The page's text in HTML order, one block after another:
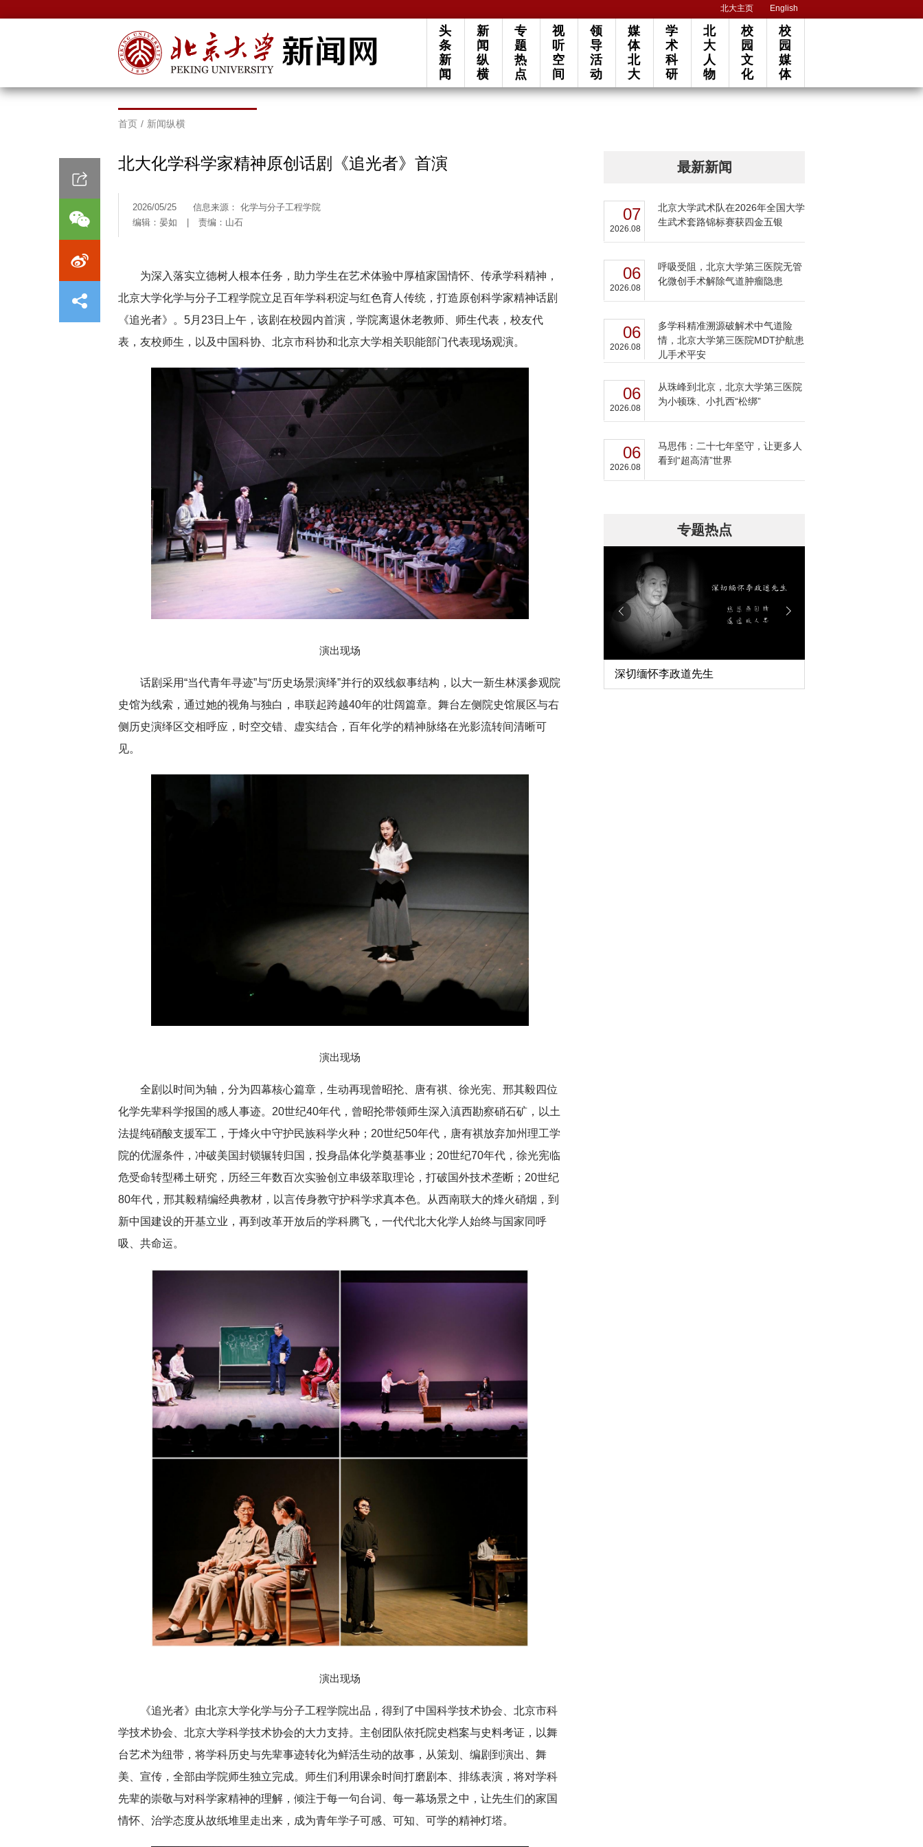
北大主页 English
头
条
新
闻
新
闻
纵
横
专
题
热
点
视
听
空
间
领
导
活
动
媒
体
北
大
学
术
科
研
北
大
人
物
校
园
文
化
校
园
媒
体
首页 / 新闻纵横
北大化学科学家精神原创话剧《追光者》首演
2026/05/25
信息来源： 化学与分子工程学院
编辑：晏如
责编：山石
为深入落实立德树人根本任务，助力学生在艺术体验中厚植家国情怀、传承学科精神，
北京大学化学与分子工程学院立足百年学科积淀与红色育人传统，打造原创科学家精神话剧
《追光者》。5月23日上午，该剧在校园内首演，学院离退休老教师、师生代表，校友代
表，友校师生，以及中国科协、北京市科协和北京大学相关职能部门代表现场观演。
演出现场
话剧采用“当代青年寻迹”与“历史场景演绎”并行的双线叙事结构，以大一新生林溪参观院
史馆为线索，通过她的视角与独白，串联起跨越40年的壮阔篇章。舞台左侧院史馆展区与右
侧历史演绎区交相呼应，时空交错、虚实结合，百年化学的精神脉络在光影流转间清晰可
见。
演出现场
全剧以时间为轴，分为四幕核心篇章，生动再现曾昭抡、唐有祺、徐光宪、邢其毅四位
化学先辈科学报国的感人事迹。20世纪40年代，曾昭抡带领师生深入滇西勘察硝石矿，以土
法提纯硝酸支援军工，于烽火中守护民族科学火种； 20世纪50年代，唐有祺放弃加州理工学
院的优渥条件，冲破美国封锁辗转归国，投身晶体化学奠基事业； 20世纪70年代，徐光宪临
危受命转型稀土研究，历经三年数百次实验创立串级萃取理论，打破国外技术垄断； 20世纪
80年代，邢其毅精编经典教材，以言传身教守护科学求真本色。从西南联大的烽火硝烟，到
新中国建设的开基立业，再到改革开放后的学科腾飞，一代代北大化学人始终与国家同呼
吸、共命运。
演出现场
《追光者》由北京大学化学与分子工程学院出品，得到了中国科学技术协会、北京市科
学技术协会、北京大学科学技术协会的大力支持。主创团队依托院史档案与史料考证，以舞
台艺术为纽带，将学科历史与先辈事迹转化为鲜活生动的故事，从策划、编剧到演出、舞
美、宣传，全部由学院师生独立完成。师生们利用课余时间打磨剧本、排练表演，将对学科
先辈的崇敬与对科学家精神的理解，倾注于每一句台词、每一幕场景之中，让先生们的家国
情怀、治学态度从故纸堆里走出来，成为青年学子可感、可知、可学的精神灯塔。
最新新闻
07
2026.08
北京大学武术队在2026年全国大学
生武术套路锦标赛获四金五银
06
2026.08
呼吸受阻，北京大学第三医院无管
化微创手术解除气道肿瘤隐患
06
2026.08
多学科精准溯源破解术中气道险
情，北京大学第三医院MDT护航患
儿手术平安
06
2026.08
从珠峰到北京，北京大学第三医院
为小顿珠、小扎西“松绑”
06
2026.08
马思伟：二十七年坚守，让更多人
看到“超高清”世界
专题热点
扎实开展树立和践行正确政绩观学习教
育